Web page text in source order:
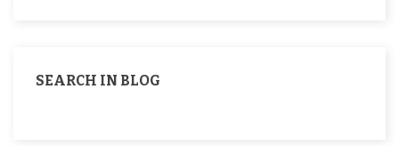
SEARCH IN BLOG